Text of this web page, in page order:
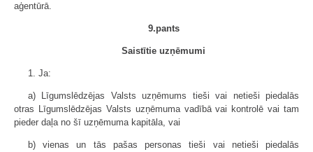
aģentūrā.
9.pants
Saistītie uzņēmumi
1. Ja:
a) Līgumslēdzējas Valsts uzņēmums tieši vai netieši piedalās
otras Līgumslēdzējas Valsts uzņēmuma vadībā vai kontrolē vai tam
pieder daļa no šī uzņēmuma kapitāla, vai
b) vienas un tās pašas personas tieši vai netieši piedalās